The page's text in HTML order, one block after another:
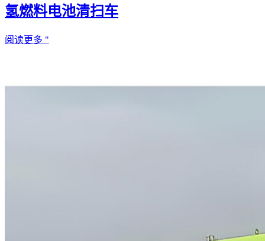
氢燃料电池清扫车
阅读更多 "